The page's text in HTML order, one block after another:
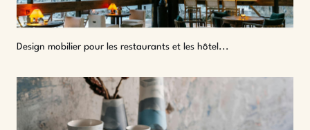
Design mobilier pour les restaurants et les hôtel...